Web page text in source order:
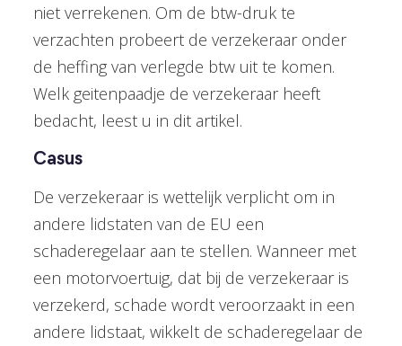
niet verrekenen. Om de btw-druk te
verzachten probeert de verzekeraar onder
de heffing van verlegde btw uit te komen.
Welk geitenpaadje de verzekeraar heeft
bedacht, leest u in dit artikel.
Casus
De verzekeraar is wettelijk verplicht om in
andere lidstaten van de EU een
schaderegelaar aan te stellen. Wanneer met
een motorvoertuig, dat bij de verzekeraar is
verzekerd, schade wordt veroorzaakt in een
andere lidstaat, wikkelt de schaderegelaar de